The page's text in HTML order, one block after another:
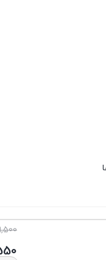
عطارکده، داشتن «هدف